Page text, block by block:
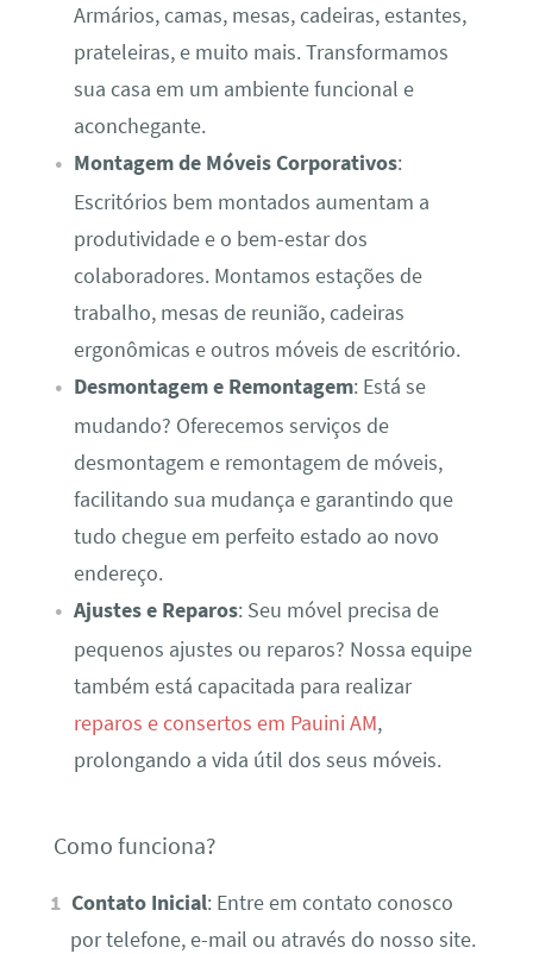
Armários, camas, mesas, cadeiras, estantes,
prateleiras, e muito mais. Transformamos
sua casa em um ambiente funcional e
aconchegante.
Montagem de Móveis Corporativos:
Escritórios bem montados aumentam a
produtividade e o bem-estar dos
colaboradores. Montamos estações de
trabalho, mesas de reunião, cadeiras
ergonômicas e outros móveis de escritório.
Desmontagem e Remontagem: Está se
mudando? Oferecemos serviços de
desmontagem e remontagem de móveis,
facilitando sua mudança e garantindo que
tudo chegue em perfeito estado ao novo
endereço.
Ajustes e Reparos: Seu móvel precisa de
pequenos ajustes ou reparos? Nossa equipe
também está capacitada para realizar
reparos e consertos em Pauini AM,
prolongando a vida útil dos seus móveis.
Como funciona?
Contato Inicial: Entre em contato conosco
por telefone, e-mail ou através do nosso site.